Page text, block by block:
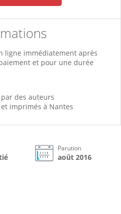
ligne immédiatement après
et pour une durée
des auteurs
imprimés à Nantes
Parution
août 2016